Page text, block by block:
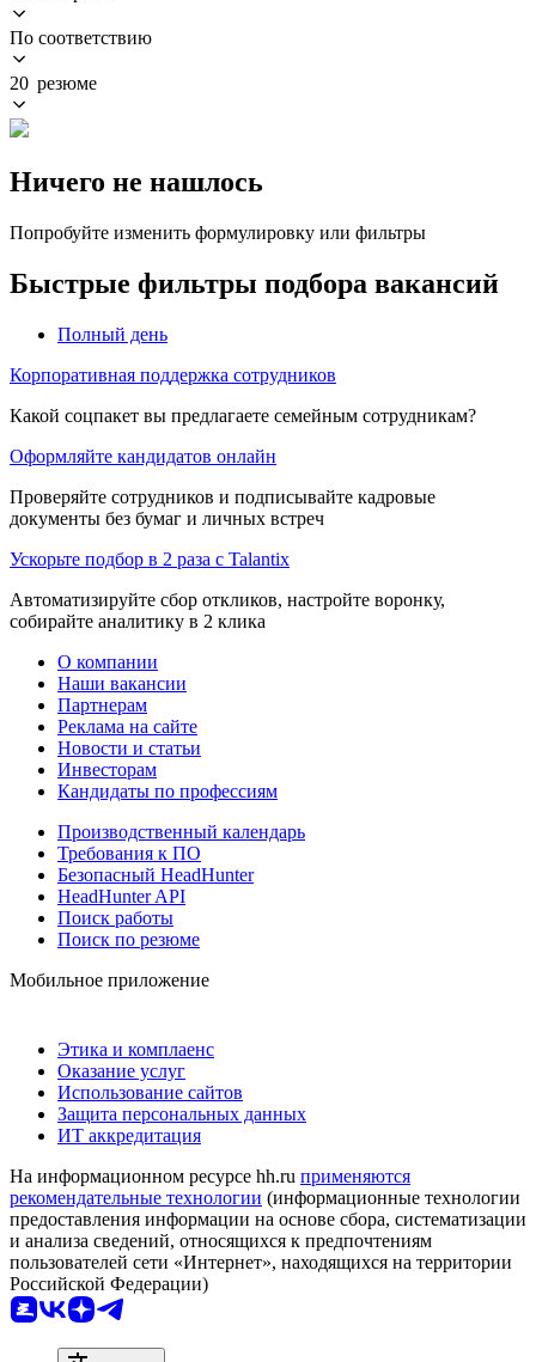
По соответствию
20 резюме
Ничего не нашлось
Попробуйте изменить формулировку или фильтры
Быстрые фильтры подбора вакансий
Полный день
Корпоративная поддержка сотрудников
Какой соцпакет вы предлагаете семейным сотрудникам?
Оформляйте кандидатов онлайн
Проверяйте сотрудников и подписывайте кадровые
документы без бумаг и личных встреч
Ускорьте подбор в 2 раза с Talantix
Автоматизируйте сбор откликов, настройте воронку,
собирайте аналитику в 2 клика
О компании
Наши вакансии
Партнерам
Реклама на сайте
Новости и статьи
Инвесторам
Кандидаты по профессиям
Производственный календарь
Требования к ПО
Безопасный HeadHunter
HeadHunter API
Поиск работы
Поиск по резюме
Мобильное приложение
Этика и комплаенс
Оказание услуг
Использование сайтов
Защита персональных данных
ИТ аккредитация
На информационном ресурсе hh.ru применяются
рекомендательные технологии (информационные технологии
предоставления информации на основе сбора, систематизации
и анализа сведений, относящихся к предпочтениям
пользователей сети «Интернет», находящихся на территории
Российской Федерации)